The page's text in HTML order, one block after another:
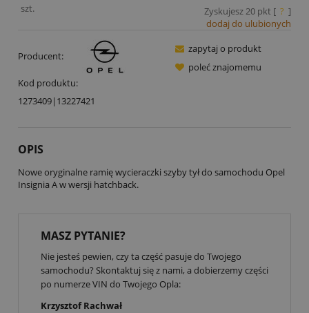
szt. Zyskujesz20pkt [ ? ]
dodaj do ulubionych
Producent:
Kod produktu:
1273409|13227421
zapytaj o produkt
poleć znajomemu
OPIS
Nowe oryginalne ramię wycieraczki szyby tył do samochodu Opel
Insignia A w wersji hatchback.
MASZ PYTANIE?
Nie jesteś pewien, czy ta część pasuje do Twojego
samochodu? Skontaktuj się z nami, a dobierzemy części
po numerze VIN do Twojego Opla:
Krzysztof Rachwał